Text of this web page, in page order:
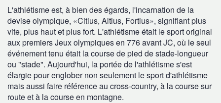
L'athlétisme est, à bien des égards, l'incarnation de la
devise olympique, «Citius, Altius, Fortius», signifiant plus
vite, plus haut et plus fort. L'athlétisme était le sport original
aux premiers Jeux olympiques en 776 avant JC, où le seul
événement tenu était la course de pied de stade-longueur
ou "stade". Aujourd'hui, la portée de l'athlétisme s'est
élargie pour englober non seulement le sport d'athlétisme
mais aussi faire référence au cross-country, à la course sur
route et à la course en montagne.